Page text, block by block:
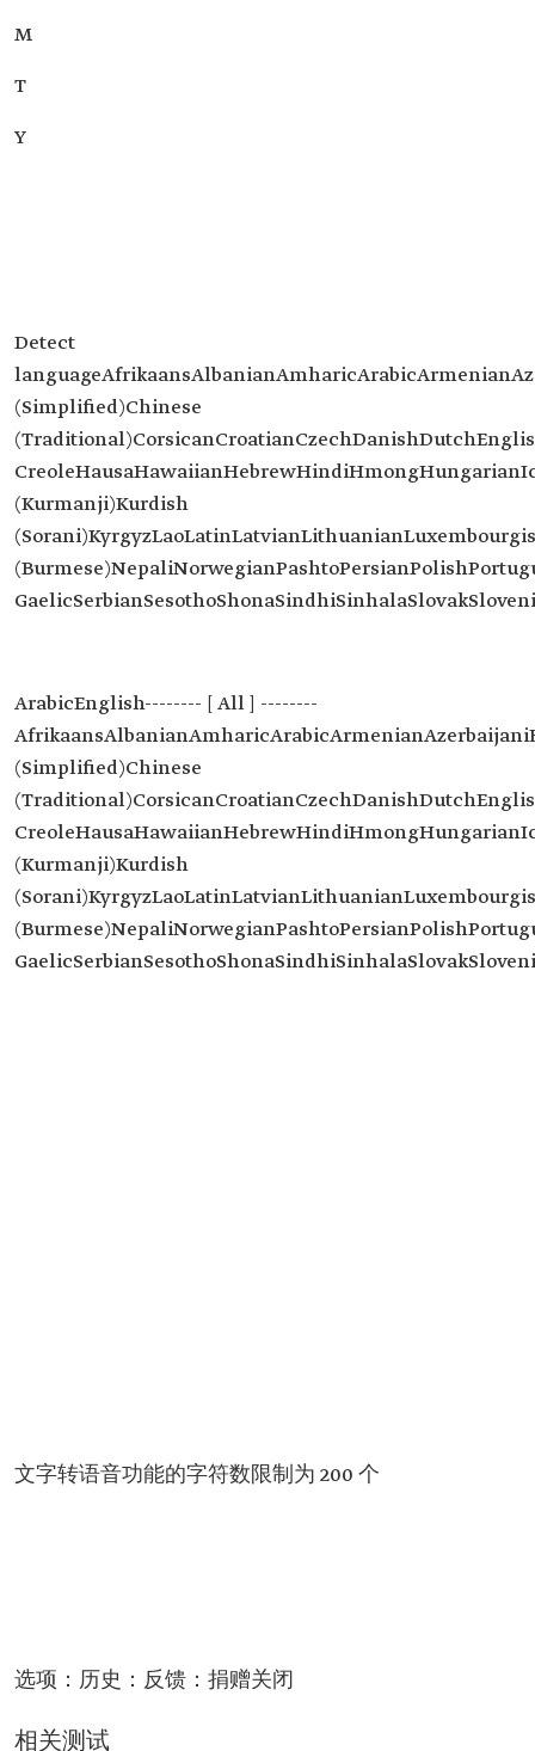
M
T
Y
Detect
(Simplified)Chinese
(Kurmanji)Kurdish
ArabicEnglish-------- [ All ] --------
(Simplified)Chinese
(Kurmanji)Kurdish
文字转语音功能的字符数限制为 200 个
选项：历史：反馈：捐赠关闭
相关测试